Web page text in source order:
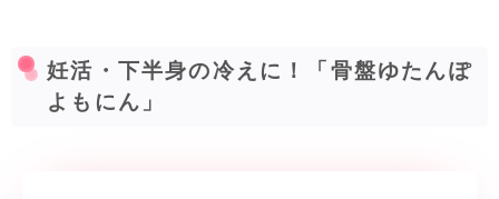
妊活・下半身の冷えに！「骨盤ゆたんぽ
よもにん」